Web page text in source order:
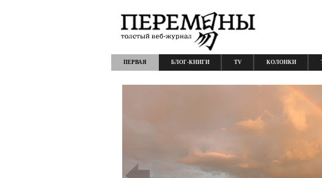
ПЕРВАЯ БЛОГ-КНИГИ TV КОЛОНКИ